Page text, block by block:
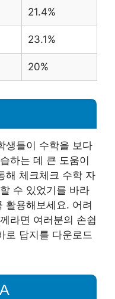
21.4%
23.1%
20%
생들이 수학을 보다
하는 데 큰 도움이
해 체크체크 수학 자
수 있었기를 바라
활용해보세요. 어려
라면 여러분의 손쉽
로 답지를 다운로드